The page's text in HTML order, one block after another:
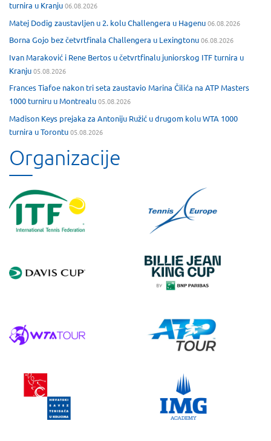
turnira u Kranju06.08.2026
Matej Dodig zaustavljen u 2. kolu Challengera u Hagenu06.08.2026
Borna Gojo bez četvrtfinala Challengera u Lexingtonu06.08.2026
Ivan Maraković i Rene Bertos u četvrtfinalu juniorskog ITF turnira u
Kranju05.08.2026
Frances Tiafoe nakon tri seta zaustavio Marina Čilića na ATP Masters
1000 turniru u Montrealu05.08.2026
Madison Keys prejaka za Antoniju Ružić u drugom kolu WTA 1000
turnira u Torontu05.08.2026
Organizacije